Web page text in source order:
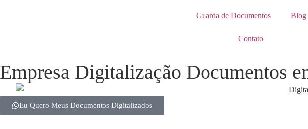
Guarda de Documentos Blog
Contato
Empresa Digitalização Documentos
Eu Quero Meus Documentos Digitalizados